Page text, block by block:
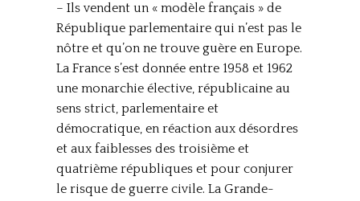
– Ils vendent un « modèle français » de
République parlementaire qui n’est pas le
nôtre et qu’on ne trouve guère en Europe.
La France s’est donnée entre 1958 et 1962
une monarchie élective, républicaine au
sens strict, parlementaire et
démocratique, en réaction aux désordres
et aux faiblesses des troisième et
quatrième républiques et pour conjurer
le risque de guerre civile. La Grande-